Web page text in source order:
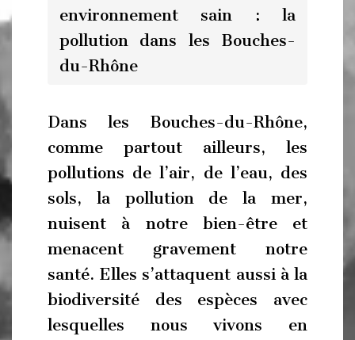
environnement sain : la
pollution dans les Bouches-
du-Rhône
Dans les Bouches-du-Rhône,
comme partout ailleurs, les
pollutions de l’air, de l’eau, des
sols, la pollution de la mer,
nuisent à notre bien-être et
menacent gravement notre
santé. Elles s’attaquent aussi à la
biodiversité des espèces avec
lesquelles nous vivons en